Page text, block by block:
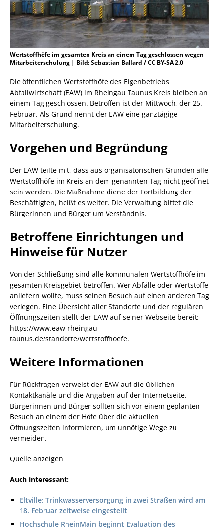
Wertstoffhöfe im gesamten Kreis an einem Tag geschlossen wegen
Mitarbeiterschulung | Bild: Sebastian Ballard / CC BY-SA 2.0
Die öffentlichen Wertstoffhöfe des Eigenbetriebs
Abfallwirtschaft (EAW) im Rheingau Taunus Kreis bleiben an
einem Tag geschlossen. Betroffen ist der Mittwoch, der 25.
Februar. Als Grund nennt der EAW eine ganztägige
Mitarbeiterschulung.
Vorgehen und Begründung
Der EAW teilte mit, dass aus organisatorischen Gründen alle
Wertstoffhöfe im Kreis an dem genannten Tag nicht geöffnet
sein werden. Die Maßnahme diene der Fortbildung der
Beschäftigten, heißt es weiter. Die Verwaltung bittet die
Bürgerinnen und Bürger um Verständnis.
Betroffene Einrichtungen und
Hinweise für Nutzer
Von der Schließung sind alle kommunalen Wertstoffhöfe im
gesamten Kreisgebiet betroffen. Wer Abfälle oder Wertstoffe
anliefern wollte, muss seinen Besuch auf einen anderen Tag
verlegen. Eine Übersicht aller Standorte und der regulären
Öffnungszeiten stellt der EAW auf seiner Webseite bereit:
https://www.eaw-rheingau-
taunus.de/standorte/wertstoffhoefe.
Weitere Informationen
Für Rückfragen verweist der EAW auf die üblichen
Kontaktkanäle und die Angaben auf der Internetseite.
Bürgerinnen und Bürger sollten sich vor einem geplanten
Besuch an einem der Höfe über die aktuellen
Öffnungszeiten informieren, um unnötige Wege zu
vermeiden.
Quelle anzeigen
Auch interessant:
Eltville: Trinkwasserversorgung in zwei Straßen wird am
18. Februar zeitweise eingestellt
Hochschule RheinMain beginnt Evaluation des